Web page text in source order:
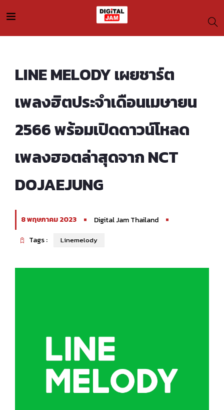
LINE MELODY เผยชาร์ต
เพลงฮิตประจำเดือนเมษายน
2566 พร้อมเปิดดาวน์โหลด
เพลงฮอตล่าสุดจาก NCT
DOJAEJUNG
8 พฤษภาคม 2023
Digital Jam Thailand
Tags :
Linemelody